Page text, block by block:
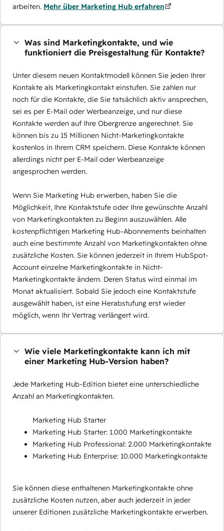
arbeiten. Mehr über Marketing Hub erfahren
Was sind Marketingkontakte, und wie
funktioniert die Preisgestaltung für Kontakte?
Unter diesem neuen Kontaktmodell können Sie jeden Ihrer
Kontakte als Marketingkontakt einstufen. Sie zahlen nur
noch für die Kontakte, die Sie tatsächlich aktiv ansprechen,
sei es per E-Mail oder Werbeanzeige, und nur diese
Kontakte werden auf Ihre Obergrenze angerechnet. Sie
können bis zu 15 Millionen Nicht-Marketingkontakte
kostenlos in Ihrem CRM speichern. Diese Kontakte können
allerdings nicht per E-Mail oder Werbeanzeige
angesprochen werden.
Wenn Sie Marketing Hub erwerben, haben Sie die
Möglichkeit, Ihre Kontaktstufe oder Ihre gewünschte Anzahl
von Marketingkontakten zu Beginn auszuwählen. Alle
kostenpflichtigen Marketing Hub-Abonnements beinhalten
auch eine bestimmte Anzahl von Marketingkontakten ohne
zusätzliche Kosten. Sie können jederzeit in Ihrem HubSpot-
Account einzelne Marketingkontakte in Nicht-
Marketingkontakte ändern. Deren Status wird einmal im
Monat aktualisiert. Sobald Sie jedoch eine Kontaktstufe
ausgewählt haben, ist eine Herabstufung erst wieder
möglich, wenn Ihr Vertrag verlängert wird.
Wie viele Marketingkontakte kann ich mit
einer Marketing Hub-Version haben?
Jede Marketing Hub-Edition bietet eine unterschiedliche
Anzahl an Marketingkontakten.
Marketing Hub Starter
Marketing Hub Starter: 1.000 Marketingkontakte
Marketing Hub Professional: 2.000 Marketingkontakte
Marketing Hub Enterprise: 10.000 Marketingkontakte
Sie können diese enthaltenen Marketingkontakte ohne
zusätzliche Kosten nutzen, aber auch jederzeit in jeder
unserer Editionen zusätzliche Marketingkontakte erwerben.